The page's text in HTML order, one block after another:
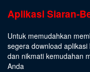
Aplikasi Siaran-
Untuk memudahkan
segera download
dan nikmati kemudahan
Anda